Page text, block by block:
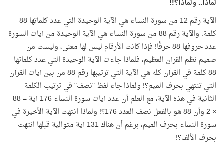
لماذا.. ولماذا؟!!
الآية رقم 12 من سورة النساء هي الآية الوحيدة التي عدد كلماتها 88
كلمة. والآية رقم 88 من سورة النساء هي الآية الوحيدة من آيات السورة
عدد حروفها 88 حرفًا! فإذا كانت الأرقام ليس لها معنى، وليست من
صميم نظم القرآن العظيم، فلماذا جاءت الآية الوحيدة التي عدد كلماتها
88 كلمة في القرآن كله هي الآية التي ترتيبها رقم 88 من بين آيات القرآن
التي تنتهي بحرف الميم؟! ولماذا جاء لفظ "نصف" في ترتيب الكلمة
الثانية في هذه الآية، مع العلم أن عدد آيات سورة النساء 176 آية = 88
× 2 وأن 88 هو بالفعل نصف العدد 176؟! ولماذا انتهت الآية الأخيرة في
سورة النساء بحرف الميم، برغم أن هناك 131 آية متوالية قبلها انتهت
بحرف الألف؟!